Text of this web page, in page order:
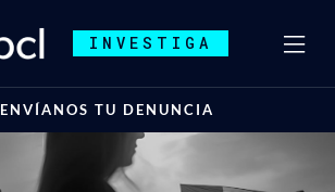
INVESTIGA
ENVÍANOS TU DENUNCIA